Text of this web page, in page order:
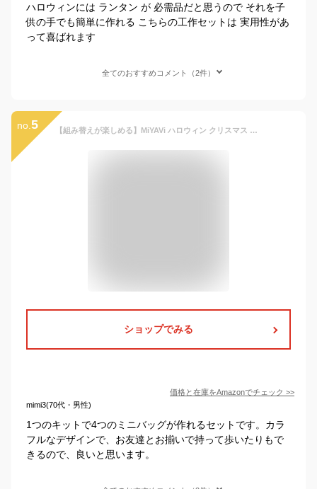
ハロウィンには ランタン が 必需品だと思うので それを子
供の手でも簡単に作れる こちらの工作セットは 実用性があ
って喜ばれます
全てのおすすめコメント（2件）
no. 5 【組み替えが楽しめる】MiYAVi ハロウィン クリスマス 手提げ袋 ミニバッグ 飾り トートバッグ 手芸キット お菓子袋 ギフトバッグ DIY ４枚セット フェルト プレゼント 知育玩具 おもちゃ キャンディバッグ 男の子 女の子
ショップでみる
価格と在庫をAmazonでチェック >>
mimi3(70代・男性)
1つのキットで4つのミニバッグが作れるセットです。カラ
フルなデザインで、お友達とお揃いで持って歩いたりもで
きるので、良いと思います。